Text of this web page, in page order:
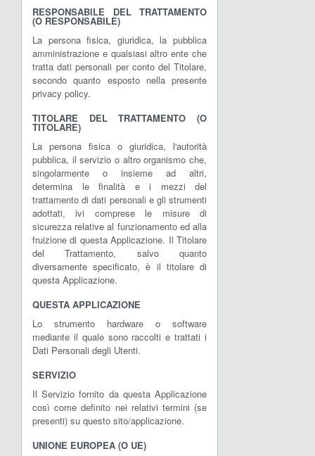
RESPONSABILE DEL TRATTAMENTO
(O RESPONSABILE)
La persona fisica, giuridica, la pubblica
amministrazione e qualsiasi altro ente che
tratta dati personali per conto del Titolare,
secondo quanto esposto nella presente
privacy policy.
TITOLARE DEL TRATTAMENTO (O
TITOLARE)
La persona fisica o giuridica, l'autorità
pubblica, il servizio o altro organismo che,
singolarmente o insieme ad altri,
determina le finalità e i mezzi del
trattamento di dati personali e gli strumenti
adottati, ivi comprese le misure di
sicurezza relative al funzionamento ed alla
fruizione di questa Applicazione. Il Titolare
del Trattamento, salvo quanto
diversamente specificato, è il titolare di
questa Applicazione.
QUESTA APPLICAZIONE
Lo strumento hardware o software
mediante il quale sono raccolti e trattati i
Dati Personali degli Utenti.
SERVIZIO
Il Servizio fornito da questa Applicazione
così come definito nei relativi termini (se
presenti) su questo sito/applicazione.
UNIONE EUROPEA (O UE)